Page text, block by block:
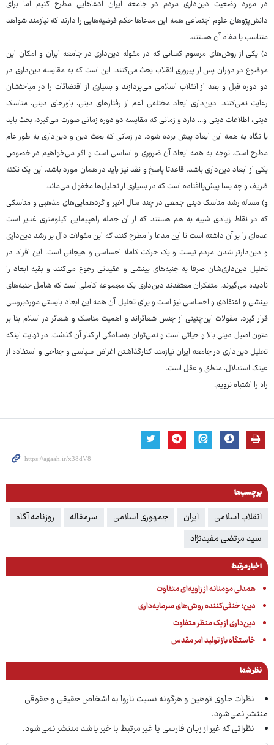
در مورد وضعیت دین‌داری مردم در جامعه ایران ادعاهایی مطرح کنیم اما برای
دانش‌پژوهان علوم اجتماعی همه این مدعاها حکم فرضیه‌هایی را دارند که نیازمند شواهد
متناسب با مفاد آن هستند.
د) یکی از روش‌های مرسوم کسانی که در مقوله دین‌داری در جامعه ایران و امکان این
موضوع در دوران پس از پیروزی انقلاب بحث می‌کنند، این است که به مقایسه دین‌داری در
دو دوره قبل و بعد از انقلاب اسلامی می‌پردازند و بسیاری از اقتضائات را در مباحثشان
رعایت نمی‌کنند. دین‌داری ابعاد مختلفی اعم از رفتارهای دینی، باورهای دینی، مناسک
دینی، اطلاعات دینی و... دارد و زمانی که مقایسه دو دوره زمانی صورت می‌گیرد، بحث باید
با نگاه به همه این ابعاد پیش برده شود. در زمانی که بحث دین و دین‌داری به طور عام
مطرح است. توجه به همه ابعاد آن ضروری و اساسی است و اگر می‌خواهیم در خصوص
یکی از ابعاد دین‌داری باشد. قاعدتا پاسخ و نقد نیز باید در همان مورد باشد. این یک نکته
ظریف و چه بسا پیش‌پاافتاده است که در بسیاری از تحلیل‌ها مغفول می‌ماند.
و) مساله رشد مناسک دینی جمعی در چند سال اخیر و گردهمایی‌های مذهبی و مناسکی
که در نقاط زیادی شبیه به هم هستند که از آن جمله راهپیمایی کیلومتری غدیر است
عده‌ای را بر آن داشته است تا این مدعا را مطرح کنند که این مقولات دال بر رشد دین‌داری
و دین‌دارتر شدن مردم نیست و یک حرکت کاملا احساسی و هیجانی است. این افراد در
تحلیل دین‌داری‌شان صرفا به جنبه‌های بینشی و عقیدتی رجوع می‌کنند و بقیه ابعاد را
نادیده می‌گیرند. متفکران معتقدند دین‌داری یک مجموعه کاملی است که شامل جنبه‌های
بینشی و اعتقادی و احساسی نیز است و برای تحلیل آن همه این ابعاد بایستی موردبررسی
قرار گیرد. مقولات این‌چنینی از جنس شعائراند و اهمیت مناسک و شعائر در اسلام بنا بر
متون اصیل دینی بالا و حیاتی است و نمی‌توان به‌سادگی از کنار آن گذشت. در نهایت اینکه
تحلیل دین‌داری در جامعه ایران نیازمند کنارگذاشتن اغراض سیاسی و جناحی و استفاده از
عینک استدلال، منطق و عقل است.
راه را اشتباه نرویم.
برچسب‌ها
انقلاب اسلامی ایران جمهوری اسلامی سرمقاله
روزنامه آگاه
سید مرتضی مفیدنژاد
اخبار مرتبط
همدلی مومنانه از زاویه‌ای متفاوت
دین؛ خنثی‌کننده روش‌های سرمایه‌داری
دین‌داری از یک منظر متفاوت
خاستگاه باز تولید امر مقدس
نظر شما
نظرات حاوی توهین و هرگونه نسبت ناروا به اشخاص حقیقی و حقوقی
منتشر نمی‌شود.
نظراتی که غیر از زبان فارسی یا غیر مرتبط با خبر باشد منتشر نمی‌شود.